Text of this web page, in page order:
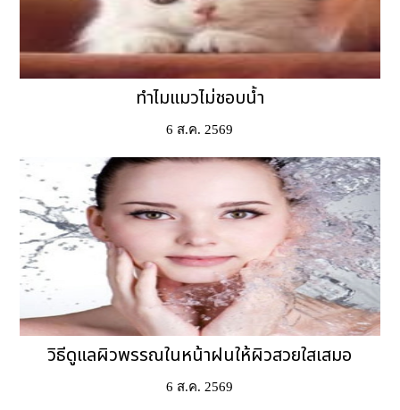
ทำไมแมวไม่ชอบน้ำ
6 ส.ค. 2569
วิธีดูแลผิวพรรณในหน้าฝนให้ผิวสวยใสเสมอ
6 ส.ค. 2569